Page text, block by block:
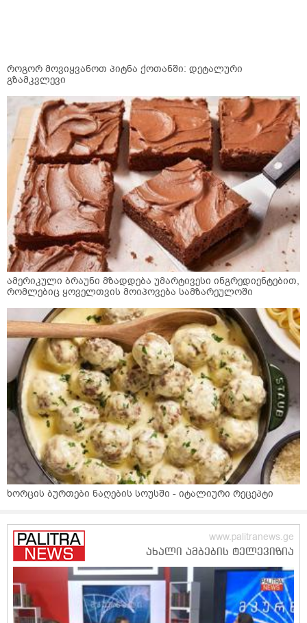
როგორ მოვიყვანოთ პიტნა ქოთანში: დეტალური
გზამკვლევი
ამერიკული ბრაუნი მზადდება უმარტივესი ინგრედიენტებით,
რომლებიც ყოველთვის მოიპოვება სამზარეულოში
ხორცის ბურთები ნაღების სოუსში - იტალიური რეცეპტი